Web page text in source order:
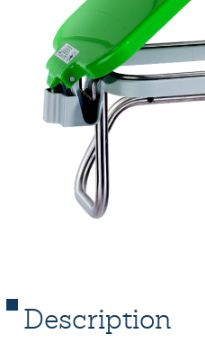
Description